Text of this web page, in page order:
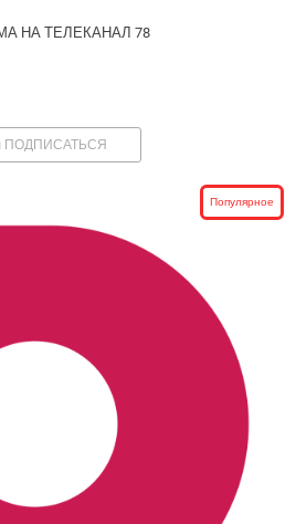
НА ТЕЛЕКАНАЛ 78
ПОДПИСАТЬСЯ
Популярное